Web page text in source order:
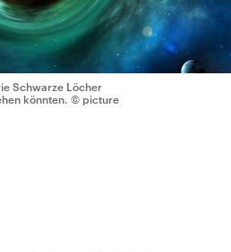
Schwarze Löcher
könnten. © picture